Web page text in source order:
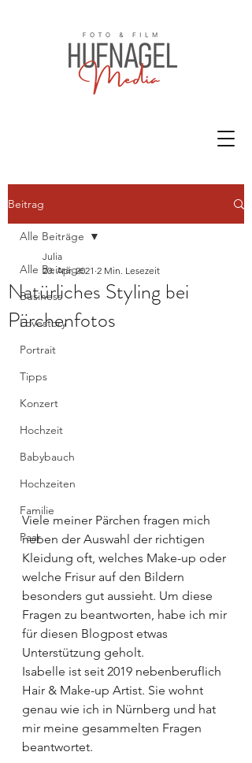
Beitrag
Alle Beiträge
Business
Lovestory
Portrait
Tipps
Konzert
Hochzeit
Babybauch
Hochzeiten
Familie
Paar
Alle Beiträge
Natürliches Styling bei
Pärchenfotos
Julia
20. Apr. 2021 2 Min. Lesezeit
Viele meiner Pärchen fragen mich
neben der Auswahl der richtigen
Kleidung oft, welches Make-up oder
welche Frisur auf den Bildern
besonders gut aussieht. Um diese
Fragen zu beantworten, habe ich mir
für diesen Blogpost etwas
Unterstützung geholt.
Isabelle ist seit 2019 nebenberuflich
Hair & Make-up Artist. Sie wohnt
genau wie ich in Nürnberg und hat
mir meine gesammelten Fragen
beantwortet.